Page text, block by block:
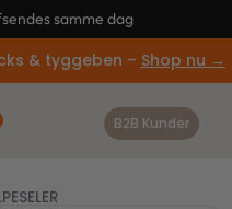
over 499,-
& tyggeben – Shop nu →
B2B Kunder